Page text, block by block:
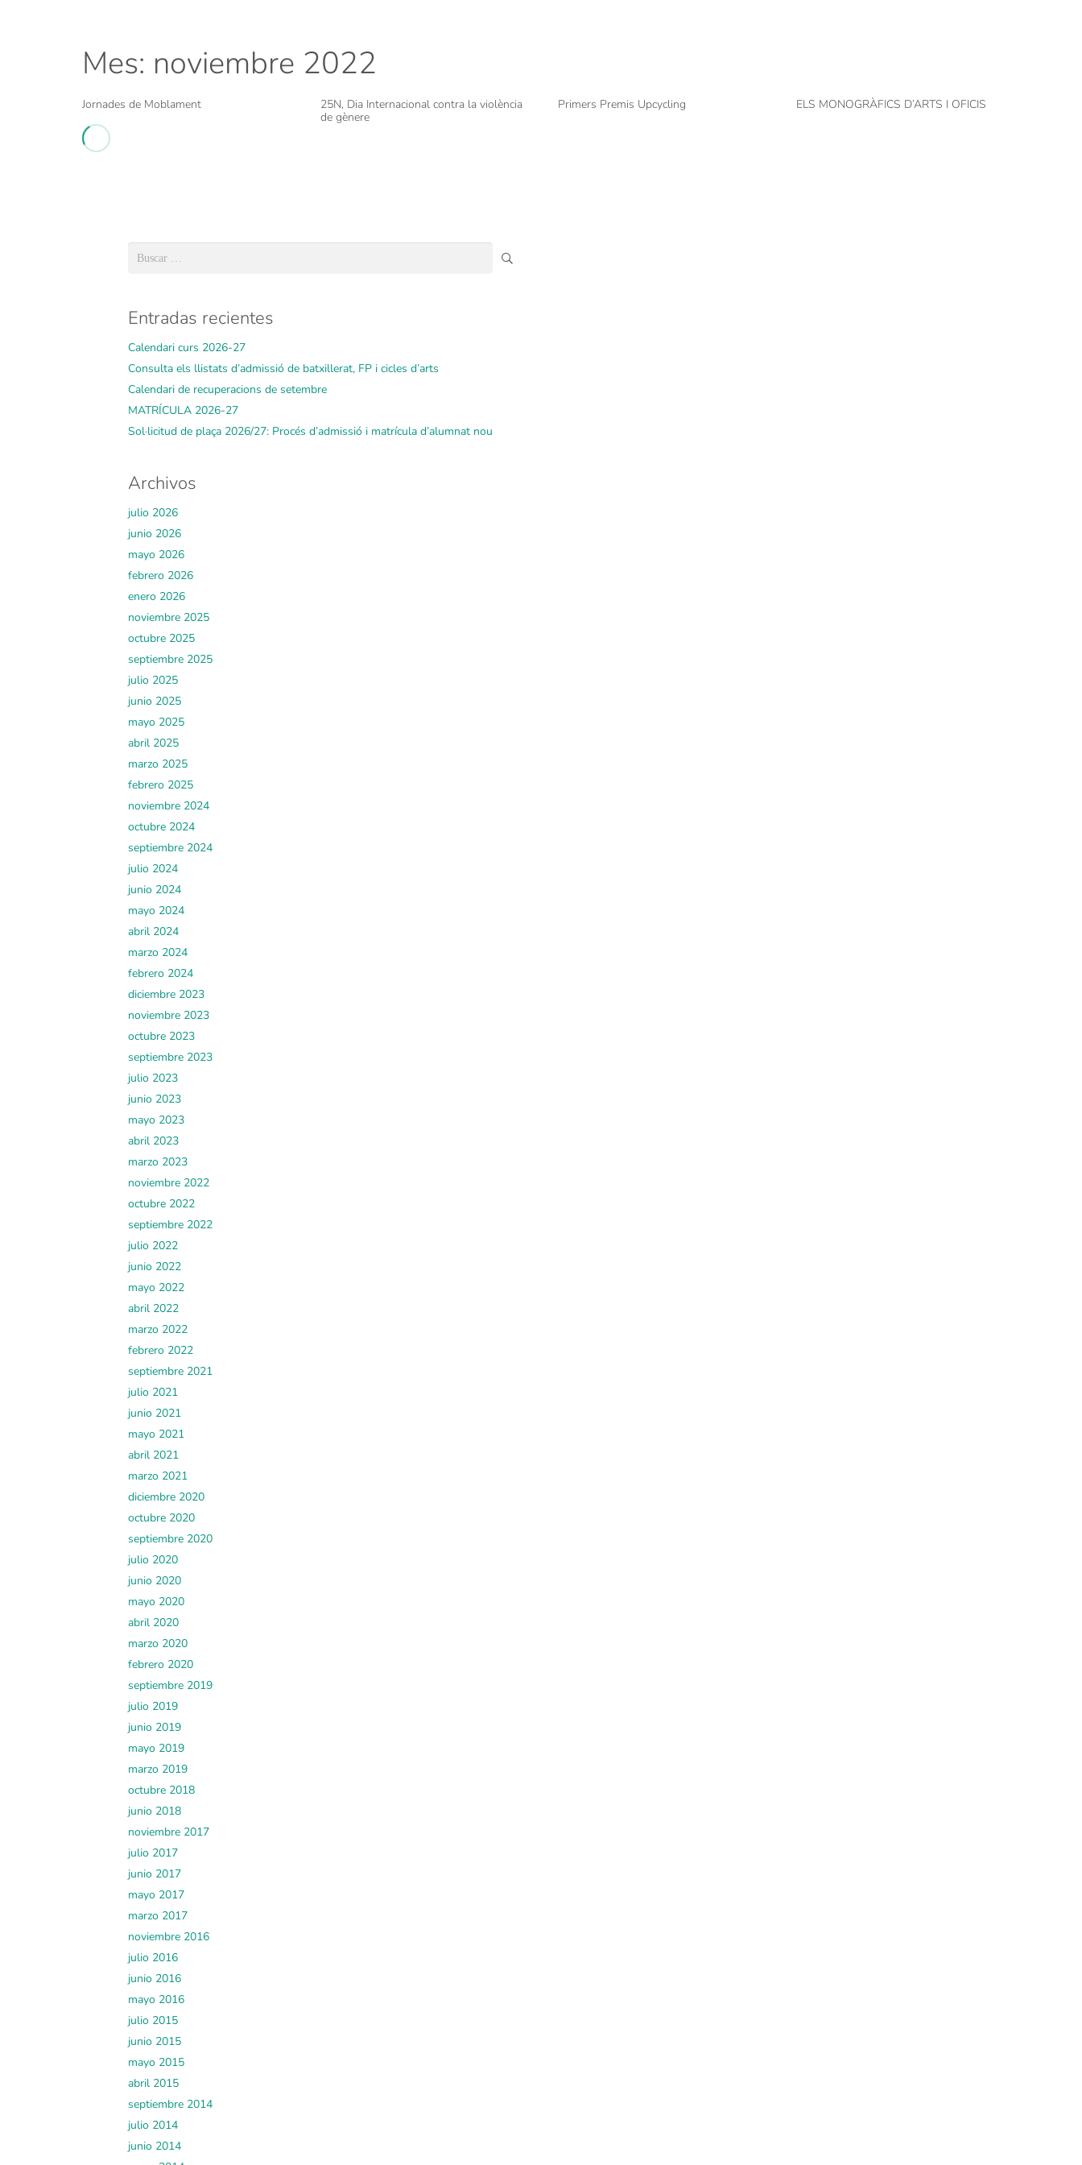
Mes: noviembre 2022
Jornades de Moblament
25N, Dia Internacional contra la violència
de gènere
Primers Premis Upcycling ELS MONOGRÀFICS D’ARTS I OFICIS
Buscar:
Entradas recientes
Calendari curs 2026-27
Consulta els llistats d’admissió de batxillerat, FP i cicles d’arts
Calendari de recuperacions de setembre
MATRÍCULA 2026-27
Sol·licitud de plaça 2026/27: Procés d’admissió i matrícula d’alumnat nou
Archivos
julio 2026
junio 2026
mayo 2026
febrero 2026
enero 2026
noviembre 2025
octubre 2025
septiembre 2025
julio 2025
junio 2025
mayo 2025
abril 2025
marzo 2025
febrero 2025
noviembre 2024
octubre 2024
septiembre 2024
julio 2024
junio 2024
mayo 2024
abril 2024
marzo 2024
febrero 2024
diciembre 2023
noviembre 2023
octubre 2023
septiembre 2023
julio 2023
junio 2023
mayo 2023
abril 2023
marzo 2023
noviembre 2022
octubre 2022
septiembre 2022
julio 2022
junio 2022
mayo 2022
abril 2022
marzo 2022
febrero 2022
septiembre 2021
julio 2021
junio 2021
mayo 2021
abril 2021
marzo 2021
diciembre 2020
octubre 2020
septiembre 2020
julio 2020
junio 2020
mayo 2020
abril 2020
marzo 2020
febrero 2020
septiembre 2019
julio 2019
junio 2019
mayo 2019
marzo 2019
octubre 2018
junio 2018
noviembre 2017
julio 2017
junio 2017
mayo 2017
marzo 2017
noviembre 2016
julio 2016
junio 2016
mayo 2016
julio 2015
junio 2015
mayo 2015
abril 2015
septiembre 2014
julio 2014
junio 2014